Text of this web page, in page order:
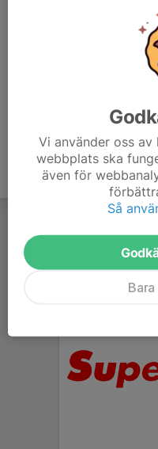
Vi använder oss
webbplats ska
även för
Så